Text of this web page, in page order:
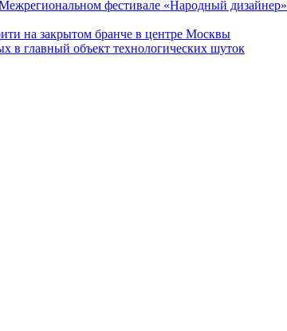
фестивале «Народный дизайнер»
на закрытом бранче в центре Москвы
в главный объект технологических шуток